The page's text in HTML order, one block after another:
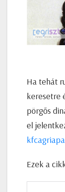
Ha tehát
keresetre
pörgős
el
Ezek a